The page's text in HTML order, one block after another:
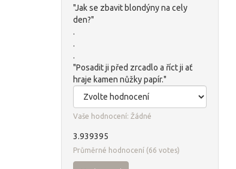
"Jak se zbavit blondýny na cely
den?"
.
.
.
"Posadit ji před zrcadlo a říct ji ať
hraje kamen nůžky papír."
Vaše hodnocení: Žádné
3.939395
Průměrné hodnocení (66 votes)